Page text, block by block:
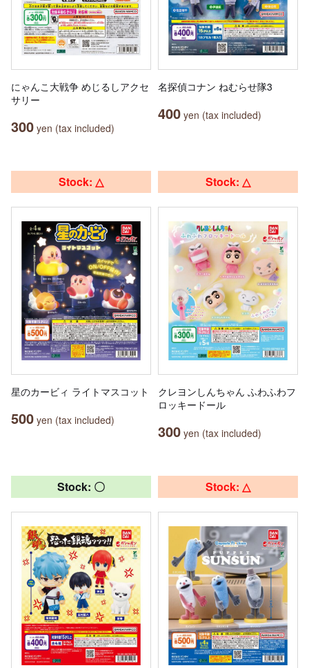
にゃんこ大戦争 めじるしアクセ
サリー
300 yen (tax included)
名探偵コナン ねむらせ隊3
400 yen (tax included)
Stock: △
星のカービィ ライトマスコット
500 yen (tax included)
Stock: △
クレヨンしんちゃん ふわふわフ
ロッキードール
300 yen (tax included)
Stock: 〇 Stock: △